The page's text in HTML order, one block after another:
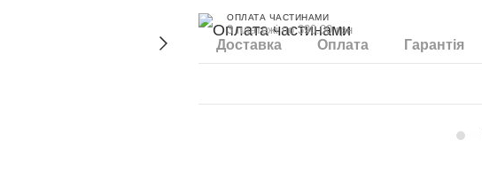
ОПЛАТА ЧАСТИНАМИ
3 платежі по 390.00 грн
Доставка Оплата Гарантія